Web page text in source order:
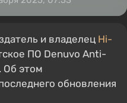
и владелец Hi-
ПО Denuvo Anti-
Об этом
обновления